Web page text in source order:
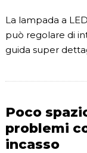
La lampada a
può regolare di
guida super
Poco
problemi
incasso